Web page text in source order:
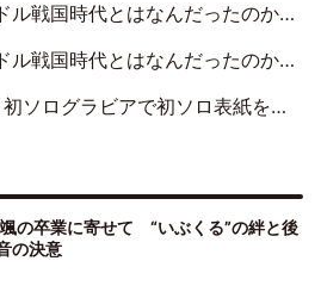
中学・真山りか×安本彩花「TIFで10年ぶりのキョンシーメイクをしたら、場を完全に引かせてしまって。時代が変わったんだなって」
古川未鈴×相沢梨紗「『ハロプロやりたかったな』って言ったら、夢眠ねむさんに『てめえはでんぱ組．incなんだよ！』って肩パンされて(笑)」
！ 初めて見せる表情や、声優を志したきっかけなどを語った必読のインタビューを掲載
の卒業に寄せて “いぶくる”の絆と後
の決意